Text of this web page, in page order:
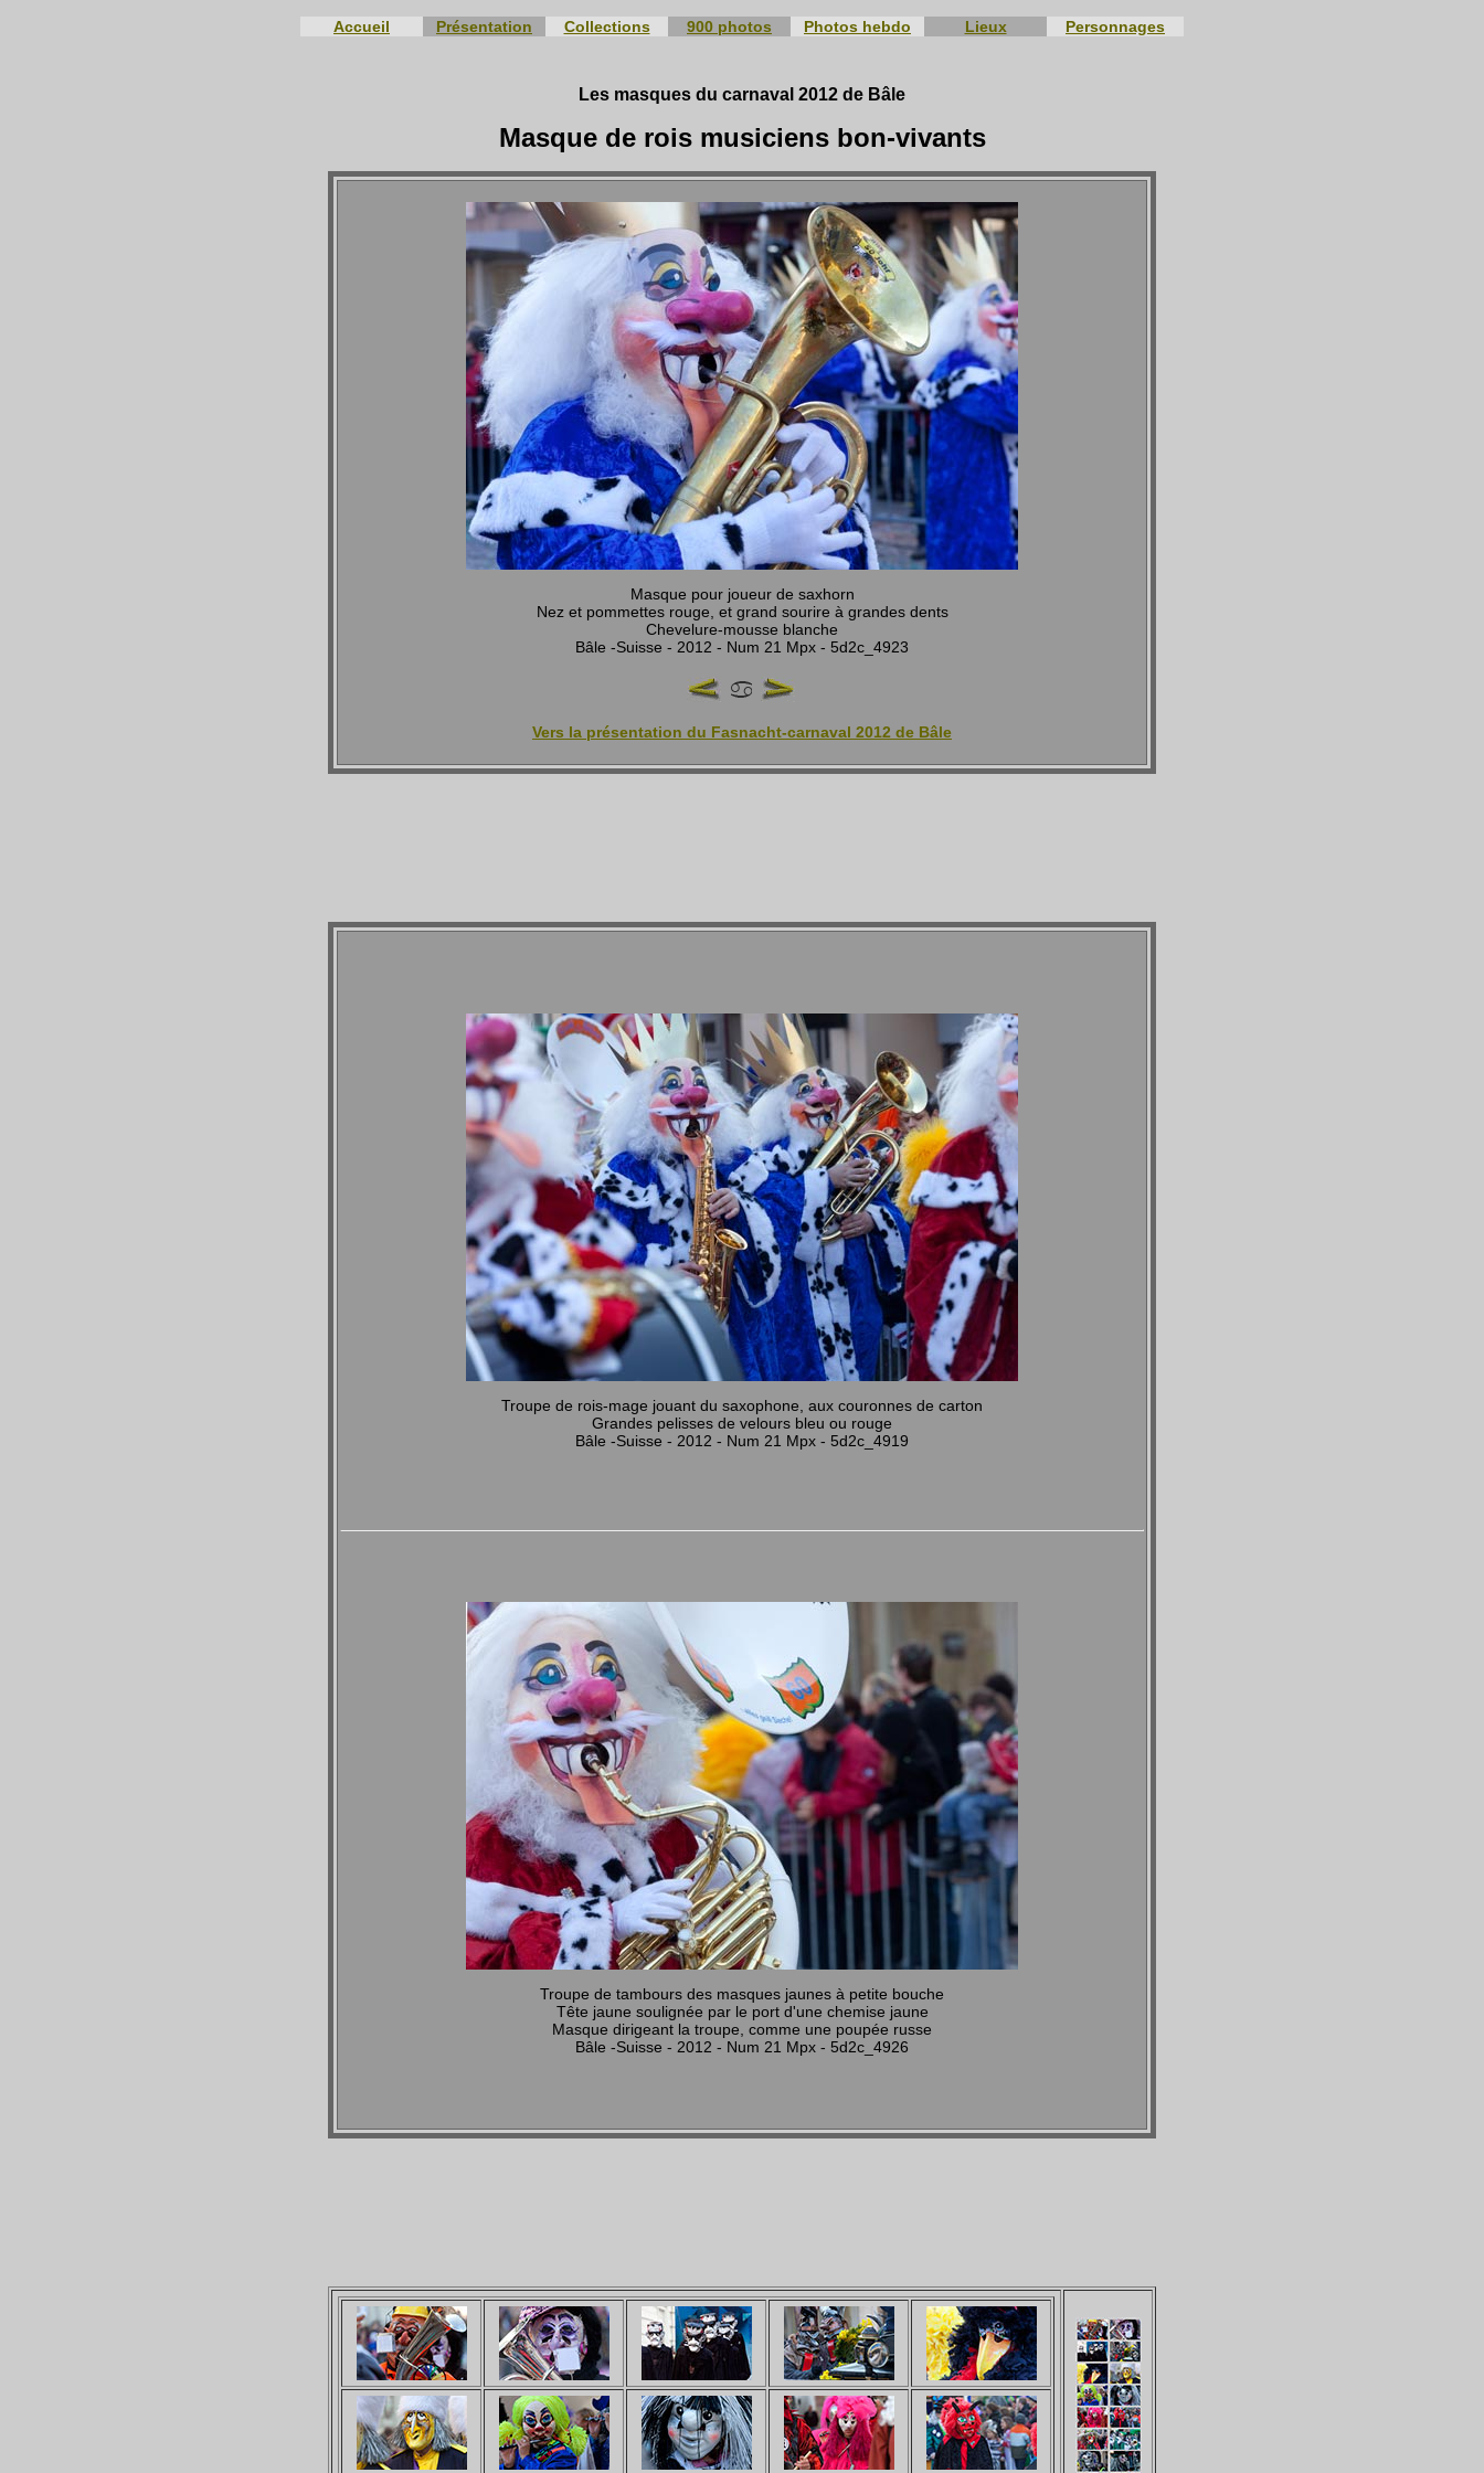
Accueil Présentation Collections 900 photos Photos hebdo Lieux Personnages
Les masques du carnaval 2012 de Bâle
Masque de rois musiciens bon-vivants
Masque pour joueur de saxhorn
Nez et pommettes rouge, et grand sourire à grandes dents
Chevelure-mousse blanche
Bâle -Suisse - 2012 - Num 21 Mpx - 5d2c_4923
Vers la présentation du Fasnacht-carnaval 2012 de Bâle
Troupe de rois-mage jouant du saxophone, aux couronnes de carton
Grandes pelisses de velours bleu ou rouge
Bâle -Suisse - 2012 - Num 21 Mpx - 5d2c_4919
Troupe de tambours des masques jaunes à petite bouche
Tête jaune soulignée par le port d'une chemise jaune
Masque dirigeant la troupe, comme une poupée russe
Bâle -Suisse - 2012 - Num 21 Mpx - 5d2c_4926